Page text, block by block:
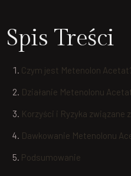
Spis Treści
Czym jest Metenolon
Działanie Metenolonu
Korzyści i Ryzyka związane
Dawkowanie Metenolonu
Podsumowanie